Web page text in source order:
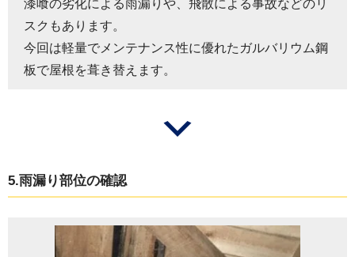
漆喰の劣化による雨漏りや、飛散による事故などのリ
スクもあります。
今回は軽量でメンテナンス性に優れたガルバリウム鋼
板で屋根を葺き替えます。
5.雨漏り部位の確認